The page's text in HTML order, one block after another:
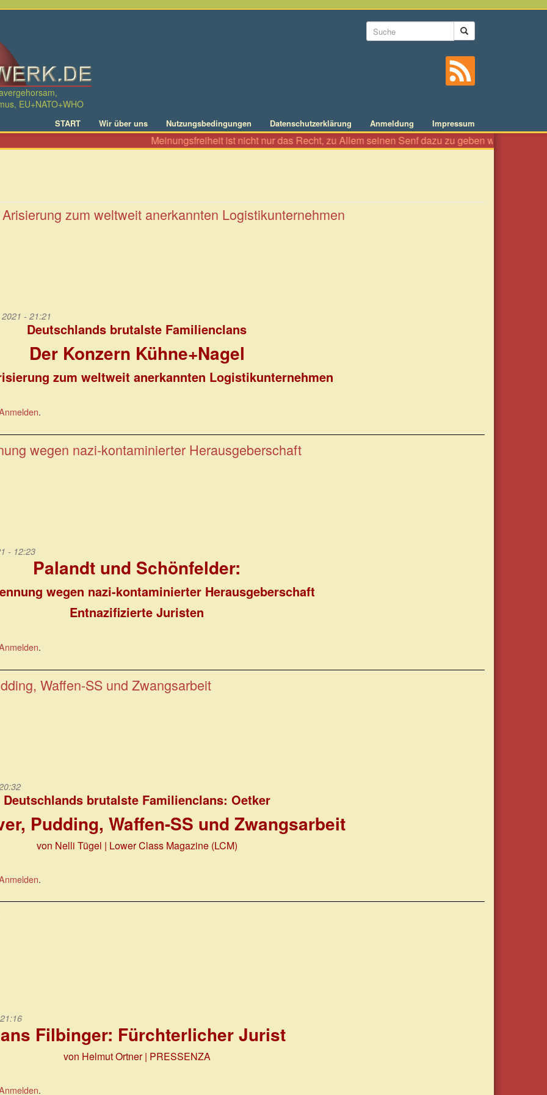
EU+NATO+WHO
Suchformular
START Wir über uns Nutzungsbedingungen Datenschutzerklärung Anmeldung Impressum
Meinungsfreiheit ist nicht nur das Recht, zu Allem seinen Senf dazu zu geben wie an einer
zum weltweit anerkannten Logistikunternehmen
- 21:21
Deutschlands brutalste Familienclans
Der Konzern Kühne+Nagel
zum weltweit anerkannten Logistikunternehmen
.
wegen nazi-kontaminierter Herausgeberschaft
- 12:23
Palandt und Schönfelder:
wegen nazi-kontaminierter Herausgeberschaft
Entnazifizierte Juristen
.
Waffen-SS und Zwangsarbeit
Deutschlands brutalste Familienclans: Oetker
Pudding, Waffen-SS und Zwangsarbeit
von Nelli Tügel | Lower Class Magazine (LCM)
.
Filbinger: Fürchterlicher Jurist
von Helmut Ortner | PRESSENZA
.